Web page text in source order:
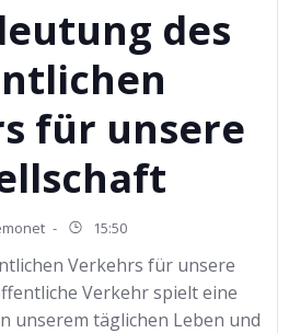
des
für unsere
- 15:50
Verkehrs für unsere
Verkehr spielt eine
unserem täglichen Leben und